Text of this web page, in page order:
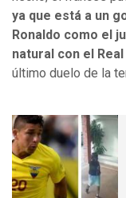
ya que está a un
Ronaldo como el
natural con el
último duelo de la